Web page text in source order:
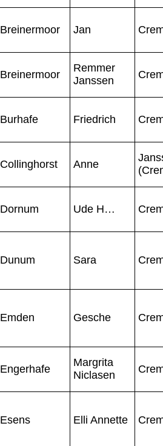
Breinermoor Jan
Breinermoor
Remmer
Janssen
Burhafe Friedrich
Collinghorst Anne
Dornum Ude H…
Dunum Sara
Emden Gesche
Engerhafe
Margrita
Niclasen
Esens Elli Annette